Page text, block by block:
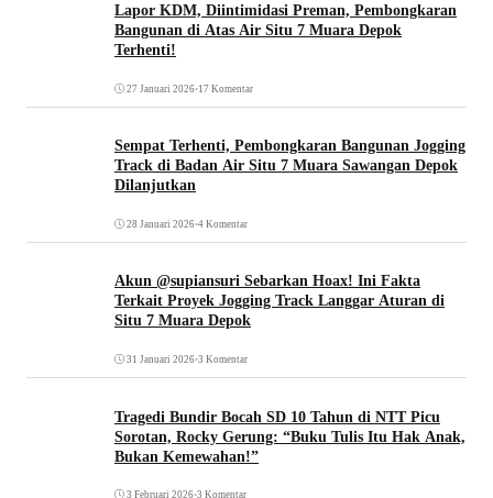
Lapor KDM, Diintimidasi Preman, Pembongkaran
Bangunan di Atas Air Situ 7 Muara Depok
Terhenti!
27 Januari 2026•17 Komentar
Sempat Terhenti, Pembongkaran Bangunan Jogging
Track di Badan Air Situ 7 Muara Sawangan Depok
Dilanjutkan
28 Januari 2026•4 Komentar
Akun @supiansuri Sebarkan Hoax! Ini Fakta
Terkait Proyek Jogging Track Langgar Aturan di
Situ 7 Muara Depok
31 Januari 2026•3 Komentar
Tragedi Bundir Bocah SD 10 Tahun di NTT Picu
Sorotan, Rocky Gerung: “Buku Tulis Itu Hak Anak,
Bukan Kemewahan!”
3 Februari 2026•3 Komentar